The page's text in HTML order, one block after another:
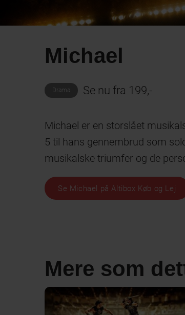
Michael
Drama Se nu fra 199,-
Michael er en storslået
5 til hans gennembrud som
musikalske triumfer og de
Se Michael på Altibox Køb og Lej
Mere som